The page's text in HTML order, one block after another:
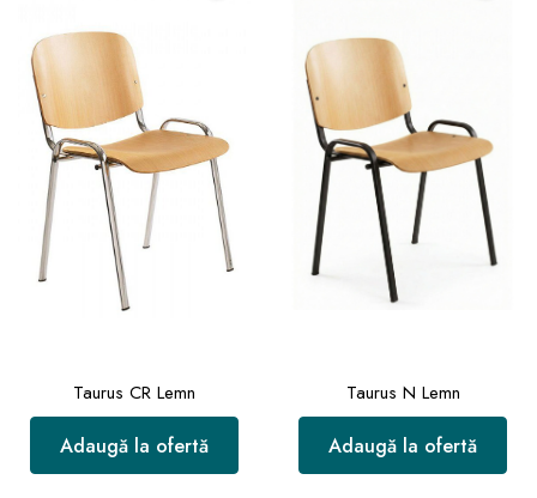
Taurus CR Lemn
Adaugă la ofertă
Taurus N Lemn
Adaugă la ofertă